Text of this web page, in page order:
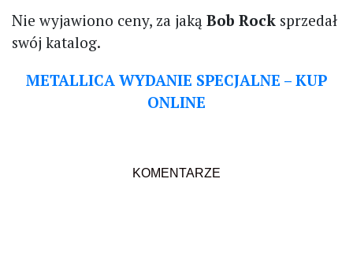
Nie wyjawiono ceny, za jaką Bob Rock sprzedał
swój katalog.
METALLICA WYDANIE SPECJALNE – KUP
ONLINE
KOMENTARZE